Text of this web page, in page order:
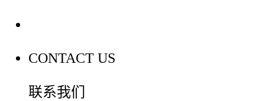
CONTACT US
联系我们